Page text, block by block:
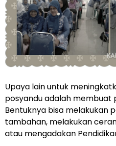
Upaya lain untuk
posyandu adalah membuat
Bentuknya bisa melakukan
tambahan, melakukan
atau mengadakan